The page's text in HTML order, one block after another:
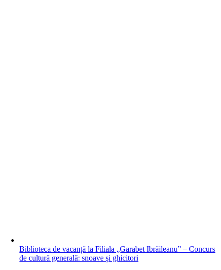
Biblioteca de vacanță la Filiala „Garabet Ibrăileanu” – Concurs
de cultură generală: snoave și ghicitori